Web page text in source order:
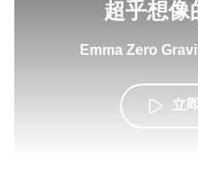
超乎想像
Emma Zero
立